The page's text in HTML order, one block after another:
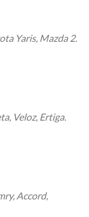
Yaris, Mazda 2.
Veloz, Ertiga.
Accord,